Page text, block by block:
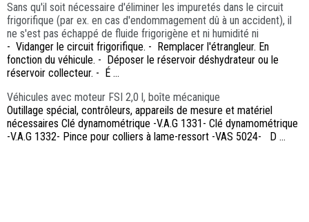
Sans qu'il soit nécessaire d'éliminer les impuretés dans le circuit
frigorifique (par ex. en cas d'endommagement dû à un accident), il
ne s'est pas échappé de fluide frigorigène et ni humidité ni
- Vidanger le circuit frigorifique. - Remplacer l'étrangleur. En
fonction du véhicule. - Déposer le réservoir déshydrateur ou le
réservoir collecteur. - É ...
Véhicules avec moteur FSI 2,0 l, boîte mécanique
Outillage spécial, contrôleurs, appareils de mesure et matériel
nécessaires Clé dynamométrique -V.A.G 1331- Clé dynamométrique
-V.A.G 1332- Pince pour colliers à lame-ressort -VAS 5024- D ...